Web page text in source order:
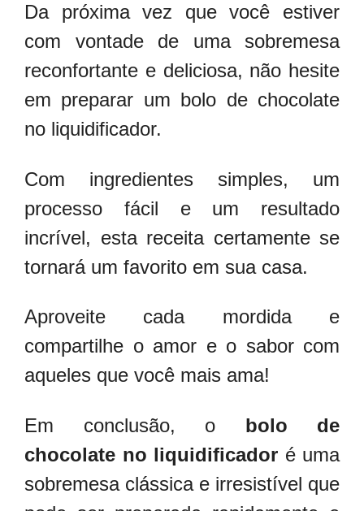
Da próxima vez que você estiver
com vontade de uma sobremesa
reconfortante e deliciosa, não hesite
em preparar um bolo de chocolate
no liquidificador.
Com ingredientes simples, um
processo fácil e um resultado
incrível, esta receita certamente se
tornará um favorito em sua casa.
Aproveite cada mordida e
compartilhe o amor e o sabor com
aqueles que você mais ama!
Em conclusão, o bolo de
chocolate no liquidificador é uma
sobremesa clássica e irresistível que